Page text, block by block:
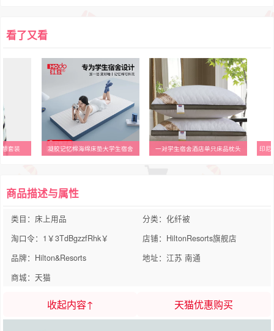
看了又看
套装 凝胶记忆棉海绵床垫大学生宿舍 一对学生宿舍酒店单只床品枕头
商品描述与属性
类目：床上用品
分类：化纤被
淘口令：1￥3TdBgzzfRhk￥
店铺：HiltonResorts旗舰店
品牌：Hilton&Resorts
地址：江苏 南通
商城：天猫
收起内容↑ 天猫优惠购买